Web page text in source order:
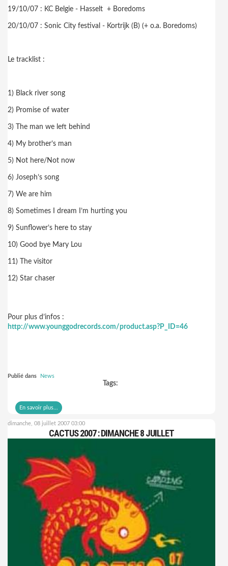
19/10/07 : KC Belgie - Hasselt + Boredoms
20/10/07 : Sonic City festival - Kortrijk (B) (+ o.a. Boredoms)
Le tracklist :
1) Black river song
2) Promise of water
3) The man we left behind
4) My brother’s man
5) Not here/Not now
6) Joseph’s song
7) We are him
8) Sometimes I dream I’m hurting you
9) Sunflower’s here to stay
10) Good bye Mary Lou
11) The visitor
12) Star chaser
Pour plus d’infos :
http://www.younggodrecords.com/product.asp?P_ID=46
Publié dans News
Tags:
En savoir plus...
dimanche, 08 juillet 2007 03:00
CACTUS 2007 : DIMANCHE 8 JUILLET